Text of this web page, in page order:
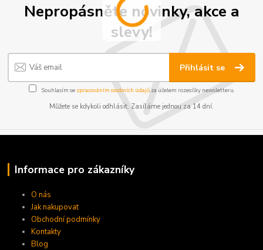
Nepropásněte novinky, akce a
slevy!
Přihlásit se
Souhlasím se zpracováním osobních údajůza účelem rozesílky newsletteru.
Můžete se kdykoli odhlásit. Zasíláme jednou za 14 dní.
Informace pro zákazníky
O nás
Jak nakupovat
Obchodní podmínky
Kontakty
Blog